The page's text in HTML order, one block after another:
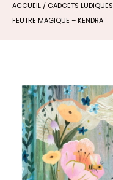
ACCUEIL / GADGETS LUDIQUES
FEUTRE MAGIQUE – KENDRA